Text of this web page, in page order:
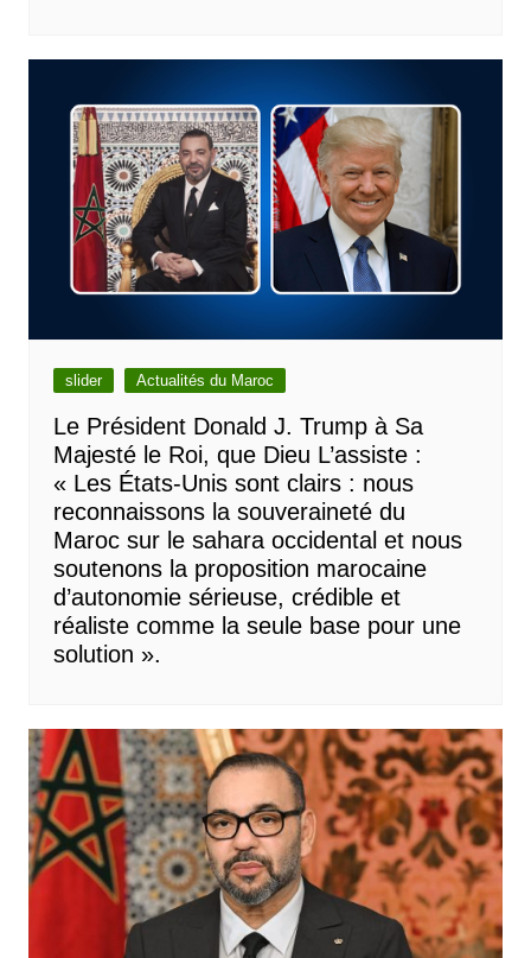
slider Actualités du Maroc
Le Président Donald J. Trump à Sa
Majesté le Roi, que Dieu L’assiste :
« Les États-Unis sont clairs : nous
reconnaissons la souveraineté du
Maroc sur le sahara occidental et nous
soutenons la proposition marocaine
d’autonomie sérieuse, crédible et
réaliste comme la seule base pour une
solution ».